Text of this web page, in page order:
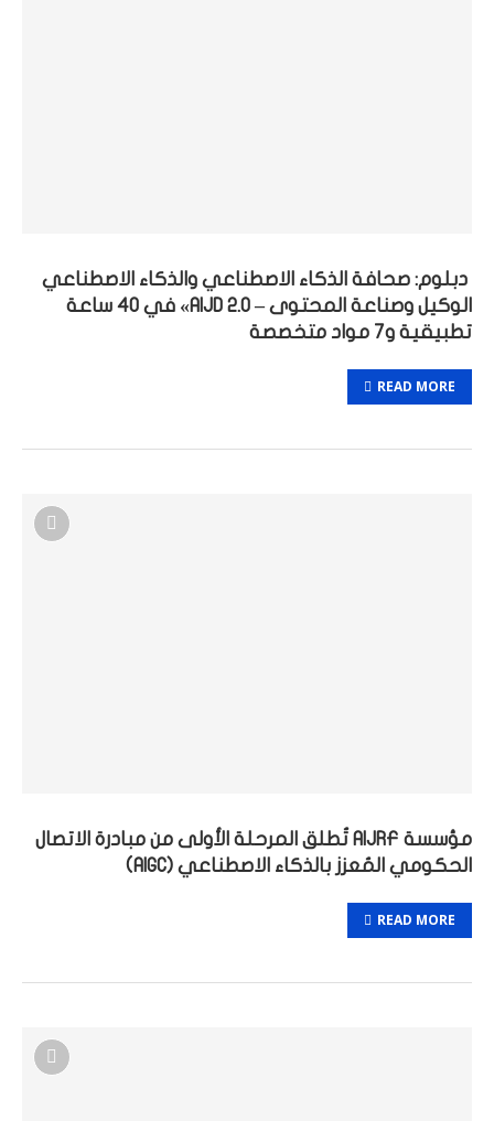
دبلوم: صحافة الذكاء الاصطناعي والذكاء الاصطناعي
الوكيل وصناعة المحتوى – AIJD 2.0» في 40 ساعة
تطبيقية و7 مواد متخصصة
READ MORE
مؤسسة AIJRF تُطلق المرحلة الأولى من مبادرة الاتصال
الحكومي المُعزز بالذكاء الاصطناعي (AIGC)
READ MORE